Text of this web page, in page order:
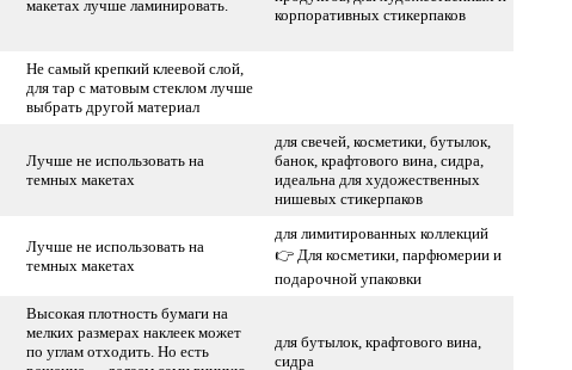
макетах лучше ламинировать.
корпоративных стикерпаков
Не самый крепкий клеевой слой,
для тар с матовым стеклом лучше
выбрать другой материал
Лучше не использовать на
темных макетах
для свечей, косметики, бутылок,
банок, крафтового вина, сидра,
идеальна для художественных
нишевых стикерпаков
Лучше не использовать на
темных макетах
для лимитированных коллекций
👉 Для косметики, парфюмерии и
подарочной упаковки
Высокая плотность бумаги на
мелких размерах наклеек может
по углам отходить. Но есть
для бутылок, крафтового вина,
сидра